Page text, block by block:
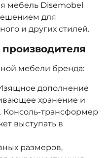
мебель Disemobel
для
и других стилей.
мебели бренда:
дополнение
хранение и
трансформер
выступать в
размеров,